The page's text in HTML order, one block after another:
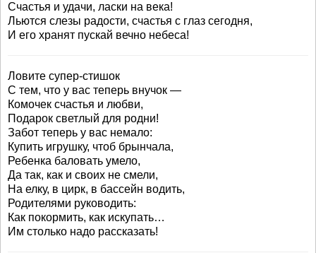
Счастья и удачи, ласки на века!
Льются слезы радости, счастья с глаз сегодня,
И его хранят пускай вечно небеса!
Ловите супер-стишок
С тем, что у вас теперь внучок —
Комочек счастья и любви,
Подарок светлый для родни!
Забот теперь у вас немало:
Купить игрушку, чтоб брынчала,
Ребенка баловать умело,
Да так, как и своих не смели,
На елку, в цирк, в бассейн водить,
Родителями руководить:
Как покормить, как искупать…
Им столько надо рассказать!